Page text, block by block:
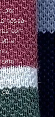
por
nossa
com
e
da